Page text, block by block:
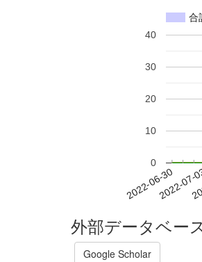
合
2022-06-30
2022-
0
10
20
30
40
外部データベー
Google Scholar